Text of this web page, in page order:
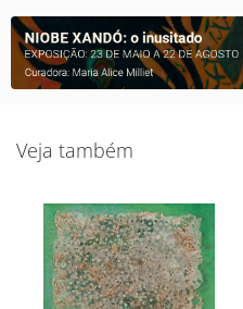
Veja também